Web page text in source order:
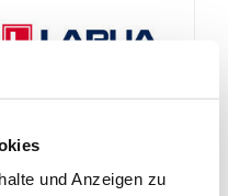
und Anzeigen zu